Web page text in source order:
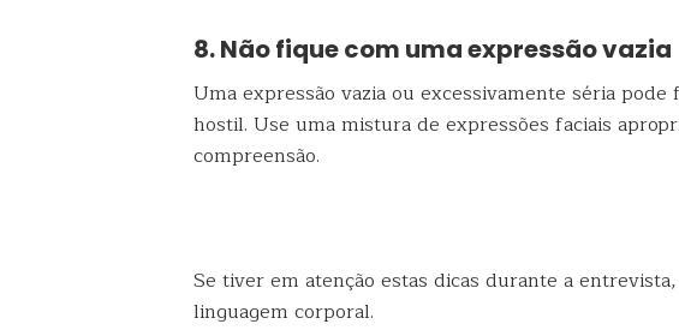
8. Não fique com uma expressão vazia
Uma expressão vazia ou excessivamente séria
hostil. Use uma mistura de expressões faciais
compreensão.
Se tiver em atenção estas dicas durante a
linguagem corporal.